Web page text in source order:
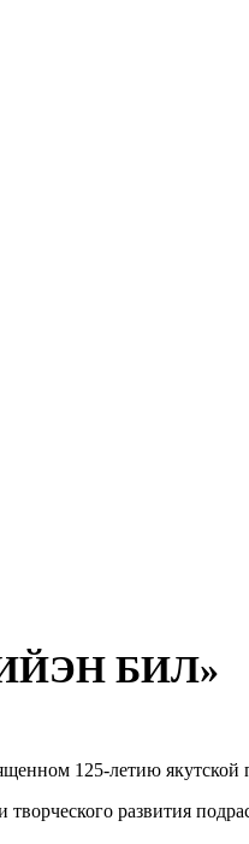
БИЛ»
125-летию якутской
развития